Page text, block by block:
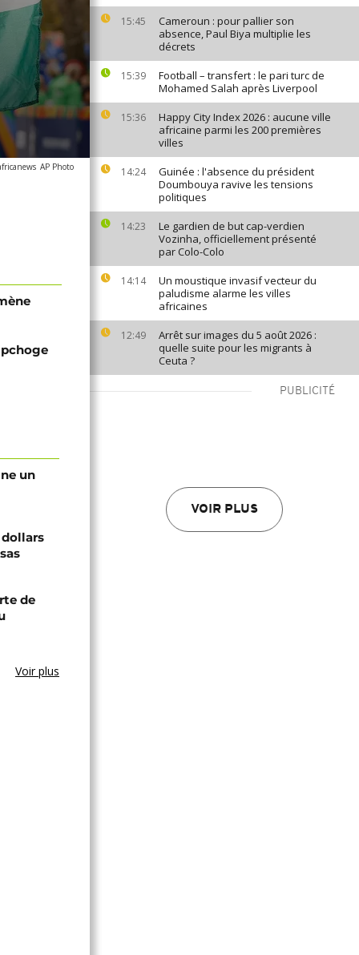
15:45
Cameroun : pour pallier son
absence, Paul Biya multiplie les
décrets
15:39
Football – transfert : le pari turc de
Mohamed Salah après Liverpool
15:36
Happy City Index 2026 : aucune ville
africaine parmi les 200 premières
villes
14:24
Guinée : l'absence du président
Doumbouya ravive les tensions
politiques
14:23
Le gardien de but cap-verdien
Vozinha, officiellement présenté
par Colo-Colo
14:14
Un moustique invasif vecteur du
paludisme alarme les villes
africaines
12:49
Arrêt sur images du 5 août 2026 :
quelle suite pour les migrants à
Ceuta ?
PUBLICITÉ
VOIR PLUS
AP Photo
un
de
Voir plus